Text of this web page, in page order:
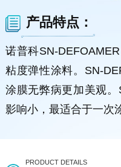
产品特点：
诺普科SN-
粘度弹性涂料。SN-
涂膜无弊病更加美观
影响小，最适合于一次
PRODUCT DETAILS